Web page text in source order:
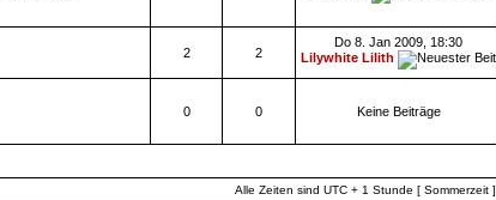
2 2
Do 8. Jan 2009, 18:30
Lilywhite Lilith
0 0 Keine Beiträge
Alle Zeiten sind UTC + 1 Stunde [ Sommerzeit ]